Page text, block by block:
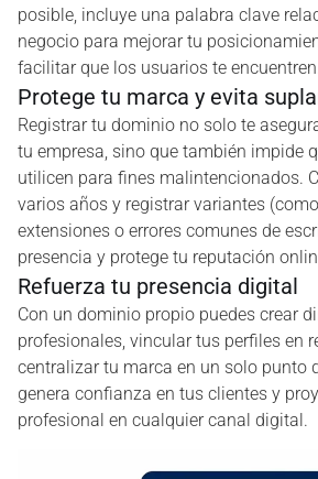
posible, incluye una palabra clave
negocio para mejorar tu
facilitar que los usuarios te
Protege tu marca y evita
Registrar tu dominio no solo te
tu empresa, sino que también impide
utilicen para fines malintencionados.
varios años y registrar variantes
extensiones o errores comunes de
presencia y protege tu reputación
Refuerza tu presencia digital
Con un dominio propio puedes crear
profesionales, vincular tus perfiles en
centralizar tu marca en un solo punto
genera confianza en tus clientes y
profesional en cualquier canal digital.